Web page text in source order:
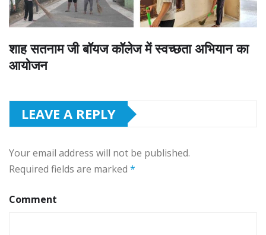
शाह सतनाम जी बॉयज कॉलेज में स्वच्छता अभियान का
आयोजन
LEAVE A REPLY
Your email address will not be published.
Required fields are marked *
Comment